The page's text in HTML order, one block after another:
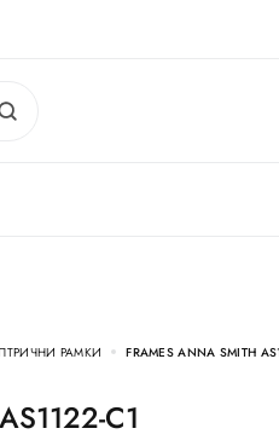
РАМКИ FRAMES ANNA SMITH
C1